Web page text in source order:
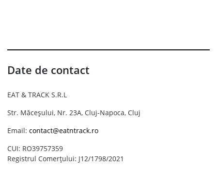
Date de contact
EAT & TRACK S.R.L
Str. Măceșului, Nr. 23A, Cluj-Napoca, Cluj
Email: contact@eatntrack.ro
CUI: RO39757359
Registrul Comerțului: J12/1798/2021